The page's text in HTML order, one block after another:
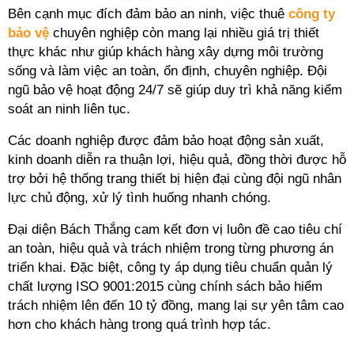
Bên cạnh mục đích đảm bảo an ninh, việc thuê công ty
bảo vệ chuyên nghiệp còn mang lại nhiều giá trị thiết
thực khác như giúp khách hàng xây dựng môi trường
sống và làm việc an toàn, ổn định, chuyên nghiệp. Đội
ngũ bảo vệ hoạt động 24/7 sẽ giúp duy trì khả năng kiểm
soát an ninh liên tục.
Các doanh nghiệp được đảm bảo hoạt động sản xuất,
kinh doanh diễn ra thuận lợi, hiệu quả, đồng thời được hỗ
trợ bởi hệ thống trang thiết bị hiện đại cùng đội ngũ nhân
lực chủ động, xử lý tình huống nhanh chóng.
Đại diện Bách Thắng cam kết đơn vị luôn đề cao tiêu chí
an toàn, hiệu quả và trách nhiệm trong từng phương án
triển khai. Đặc biệt, công ty áp dụng tiêu chuẩn quản lý
chất lượng ISO 9001:2015 cùng chính sách bảo hiểm
trách nhiệm lên đến 10 tỷ đồng, mang lại sự yên tâm cao
hơn cho khách hàng trong quá trình hợp tác.